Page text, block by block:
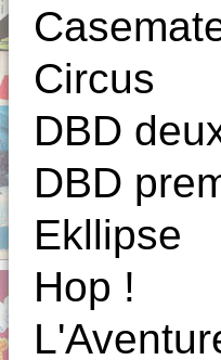
Circus
DBD
DBD
Ekllipse
Hop !